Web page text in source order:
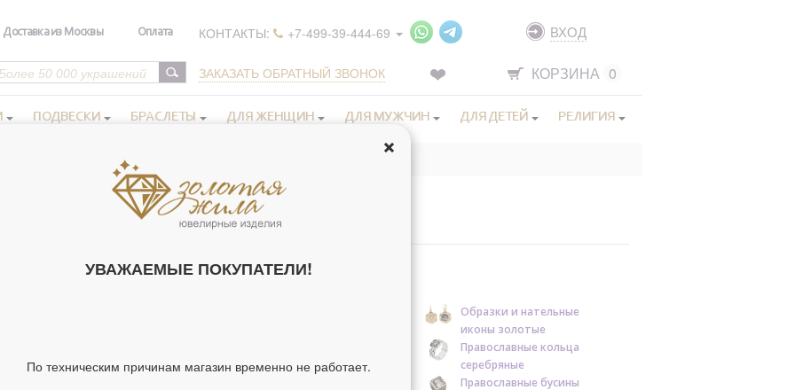
Доставка из Москвы Оплата КОНТАКТЫ: +7-499-39-444-69
ЗАКАЗАТЬ ОБРАТНЫЙ ЗВОНОК
ВХОД
КОРЗИНА 0
ПОДВЕСКИ БРАСЛЕТЫ ДЛЯ ЖЕНЩИН ДЛЯ МУЖЧИН ДЛЯ ДЕТЕЙ РЕЛИГИЯ
РЕЛИГИЯ ВАЛЕРИЙ
Образки и нательные
иконы золотые
иконы серебряные
золотые
Православные кольца
серебряные
Православные бусины
УВАЖАЕМЫЕ ПОКУПАТЕЛИ!
По техническим причинам магазин временно не работает.